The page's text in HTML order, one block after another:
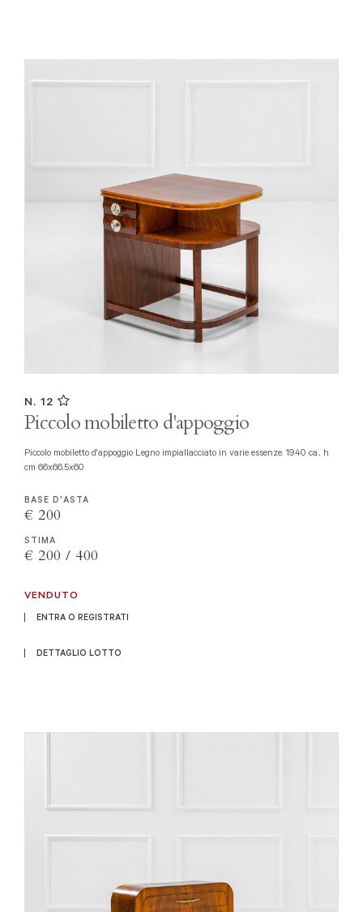
N. 12
Piccolo mobiletto d'appoggio
Piccolo mobiletto d'appoggio Legno impiallacciato in varie essenze. 1940 ca., h
cm 66x66,5x60
BASE D'ASTA
€ 200
STIMA
€ 200 / 400
VENDUTO
ENTRA O REGISTRATI
DETTAGLIO LOTTO